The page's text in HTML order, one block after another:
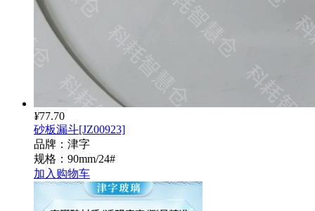
¥77.70
砂板漏斗[JZ00923]
品牌：津字
规格：90mm/24#
加入购物车